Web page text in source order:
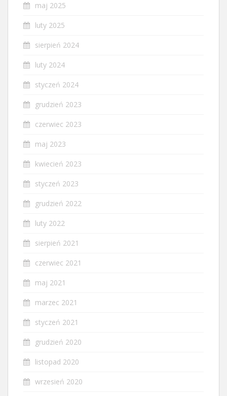
maj 2025
luty 2025
sierpień 2024
luty 2024
styczeń 2024
grudzień 2023
czerwiec 2023
maj 2023
kwiecień 2023
styczeń 2023
grudzień 2022
luty 2022
sierpień 2021
czerwiec 2021
maj 2021
marzec 2021
styczeń 2021
grudzień 2020
listopad 2020
wrzesień 2020